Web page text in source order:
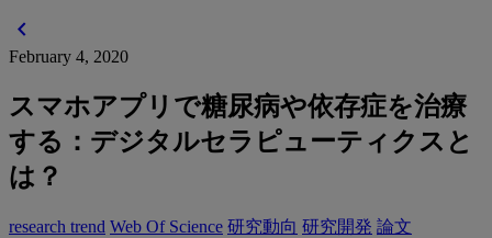
chevron_left
February 4, 2020
スマホアプリで糖尿病や依存症を治療
する：デジタルセラピューティクスと
は？
research trend Web Of Science 研究動向 研究開発 論文